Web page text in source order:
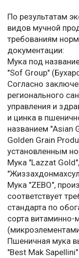
По результатам
видов мучной
требованиям
документации:
Мука под
"Sof Group"
Согласно
регионального
управления и
и цинка в
названием "Asian
Golden Grain
установленным
Мука "Lazzat
Мука "ZEBO",
соответствует
стандарта по
сорта
Пшеничная мука
"Best Mak